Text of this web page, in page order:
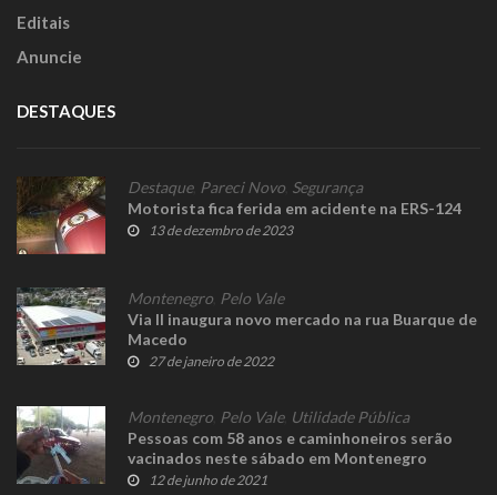
Editais
Anuncie
DESTAQUES
Destaque, Pareci Novo Segurança
Motorista fica ferida em acidente na ERS-124
13 de dezembro de 2023
Montenegro Pelo Vale
Via II inaugura novo mercado na rua Buarque de
Macedo
27 de janeiro de 2022
Montenegro Pelo Vale, Utilidade Pública
Pessoas com 58 anos e caminhoneiros serão
vacinados neste sábado em Montenegro
12 de junho de 2021